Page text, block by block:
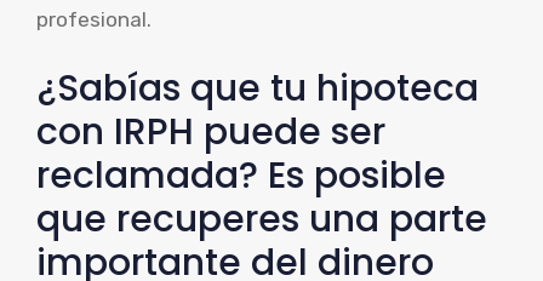
profesional.
¿Sabías que tu hipoteca
con IRPH puede ser
reclamada? Es posible
que recuperes una parte
importante del dinero